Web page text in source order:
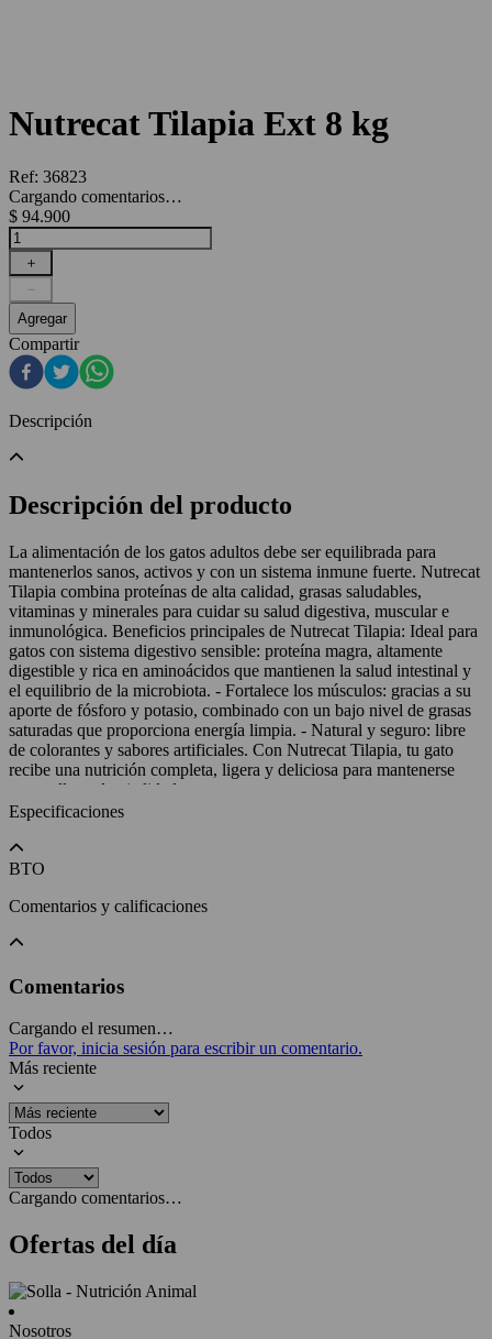
Nutrecat Tilapia Ext 8 kg
Ref: 36823
Cargando comentarios…
$ 94.900
＋
－
Agregar
Compartir
Descripción
Descripción del producto
La alimentación de los gatos adultos debe ser equilibrada para
mantenerlos sanos, activos y con un sistema inmune fuerte. Nutrecat
Tilapia combina proteínas de alta calidad, grasas saludables,
vitaminas y minerales para cuidar su salud digestiva, muscular e
inmunológica. Beneficios principales de Nutrecat Tilapia: Ideal para
gatos con sistema digestivo sensible: proteína magra, altamente
digestible y rica en aminoácidos que mantienen la salud intestinal y
el equilibrio de la microbiota. - Fortalece los músculos: gracias a su
aporte de fósforo y potasio, combinado con un bajo nivel de grasas
saturadas que proporciona energía limpia. - Natural y seguro: libre
de colorantes y sabores artificiales. Con Nutrecat Tilapia, tu gato
recibe una nutrición completa, ligera y deliciosa para mantenerse
sano y lleno de vitalidad.
Mostrar más
Especificaciones
BTO
Comentarios y calificaciones
Comentarios
Cargando el resumen…
Por favor, inicia sesión para escribir un comentario.
Más reciente
Todos
Cargando comentarios…
Ofertas del día
Nosotros